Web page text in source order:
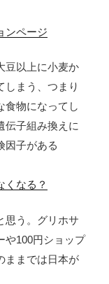
ンページ
豆以上に小麦か
しまう、つまり
食物になってし
伝子組み換えに
因子がある
くなる？
思う。グリホサ
や100円ショップ
ままでは日本が